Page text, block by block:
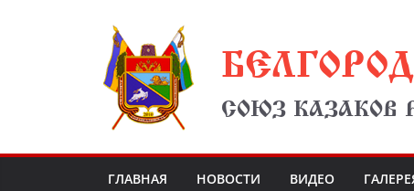
СОЮЗ КАЗАКОВ
ГЛАВНАЯ НОВОСТИ ВИДЕО